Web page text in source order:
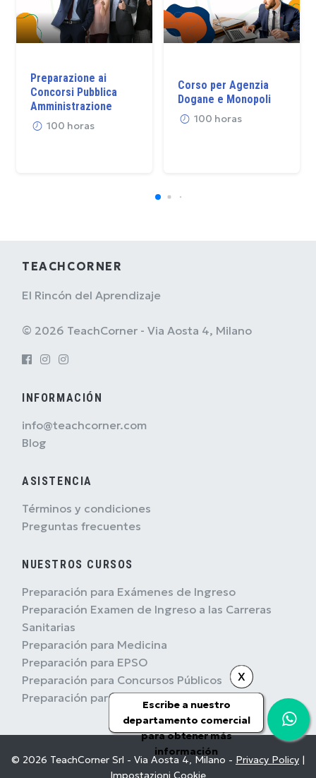
Preparazione ai
Concorsi Pubblica
Amministrazione
100 horas
Corso per Agenzia
Dogane e Monopoli
100 horas
X
Escribe a nuestro
departamento comercial
para obtener más
información
TEACHCORNER
El Rincón del Aprendizaje
© 2026 TeachCorner - Via Aosta 4, Milano
INFORMACIÓN
info@teachcorner.com
Blog
ASISTENCIA
Términos y condiciones
Preguntas frecuentes
NUESTROS CURSOS
Preparación para Exámenes de Ingreso
Preparación Examen de Ingreso a las Carreras
Sanitarias
Preparación para Medicina
Preparación para EPSO
Preparación para Concursos Públicos
Preparación para Concursos Militares
© 2026 TeachCorner Srl - Via Aosta 4, Milano - Privacy Policy |
Impostazioni Cookie